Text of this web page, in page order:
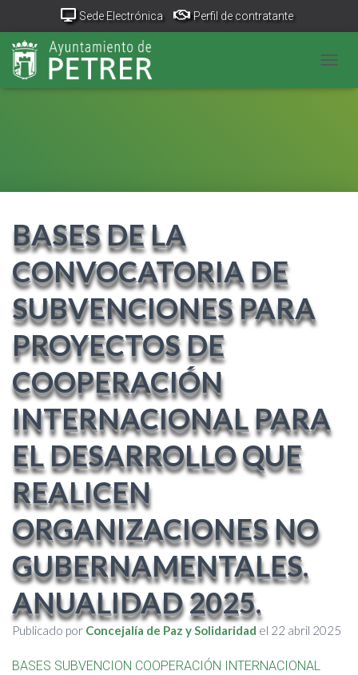
Sede Electrónica Perfil de contratante
Portal Transparencia
Canal de denuncias
BASES DE LA
CONVOCATORIA DE
SUBVENCIONES PARA
PROYECTOS DE
COOPERACIÓN
INTERNACIONAL PARA
EL DESARROLLO QUE
REALICEN
ORGANIZACIONES NO
GUBERNAMENTALES.
ANUALIDAD 2025.
Publicado por Concejalía de Paz y Solidaridad el 22 abril 2025
BASES SUBVENCION COOPERACIÓN INTERNACIONAL